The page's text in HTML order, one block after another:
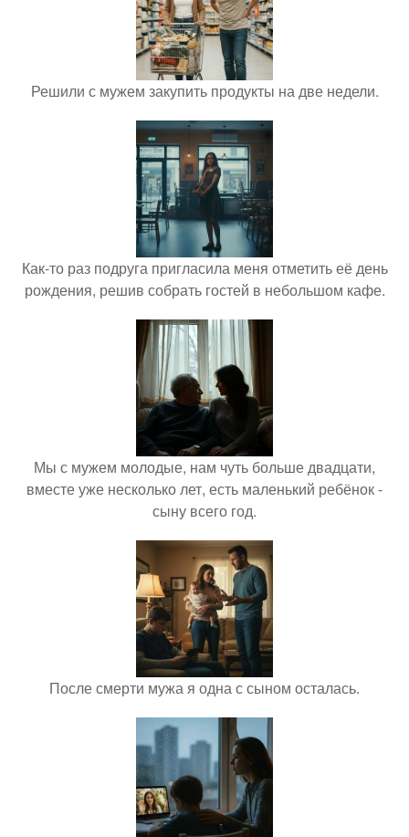
Решили с мужем закупить продукты на две недели.
Как-то раз подруга пригласила меня отметить её день
рождения, решив собрать гостей в небольшом кафе.
Мы с мужем молодые, нам чуть больше двадцати,
вместе уже несколько лет, есть маленький ребёнок -
сыну всего год.
После смерти мужа я одна с сыном осталась.